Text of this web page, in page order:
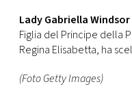
Lady Gabriella Windsor
Figlia del Principe della
Regina Elisabetta, ha
(Foto Getty Images)